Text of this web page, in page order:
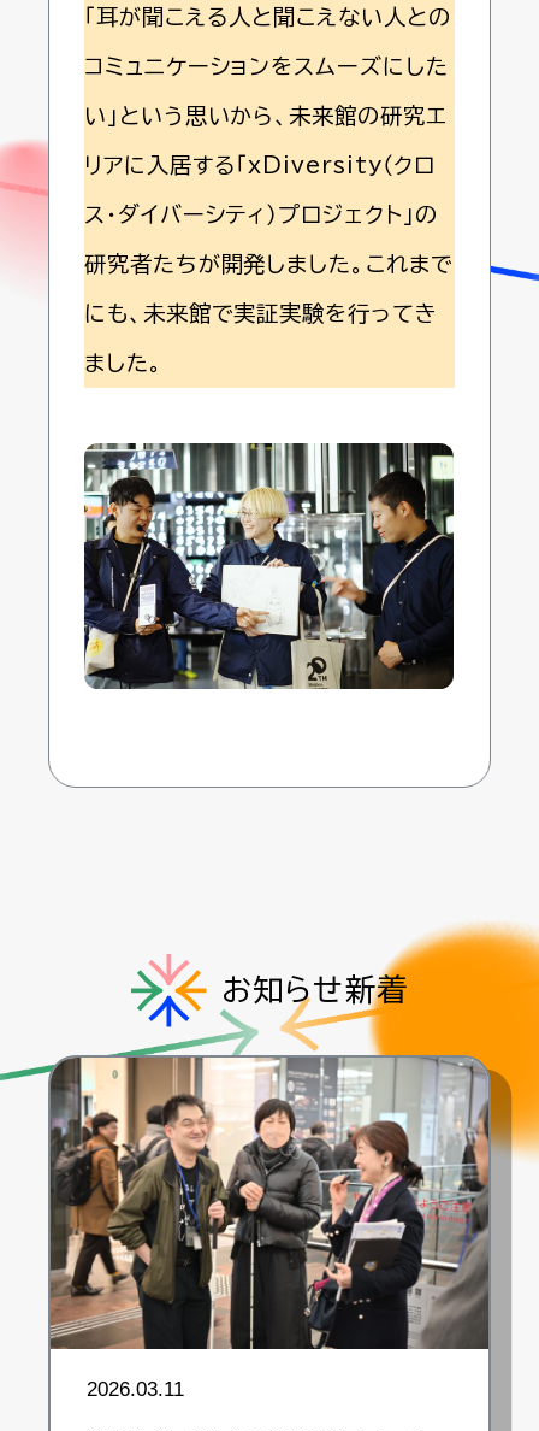
「耳が聞こえる人と聞こえない人との
コミュニケーションをスムーズにした
い」という思いから、未来館の研究エ
リアに入居する「xDiversity（クロ
ス・ダイバーシティ）プロジェクト」の
研究者たちが開発しました。これまで
にも、未来館で実証実験を行ってき
ました。
お知らせ新着
2026.03.11